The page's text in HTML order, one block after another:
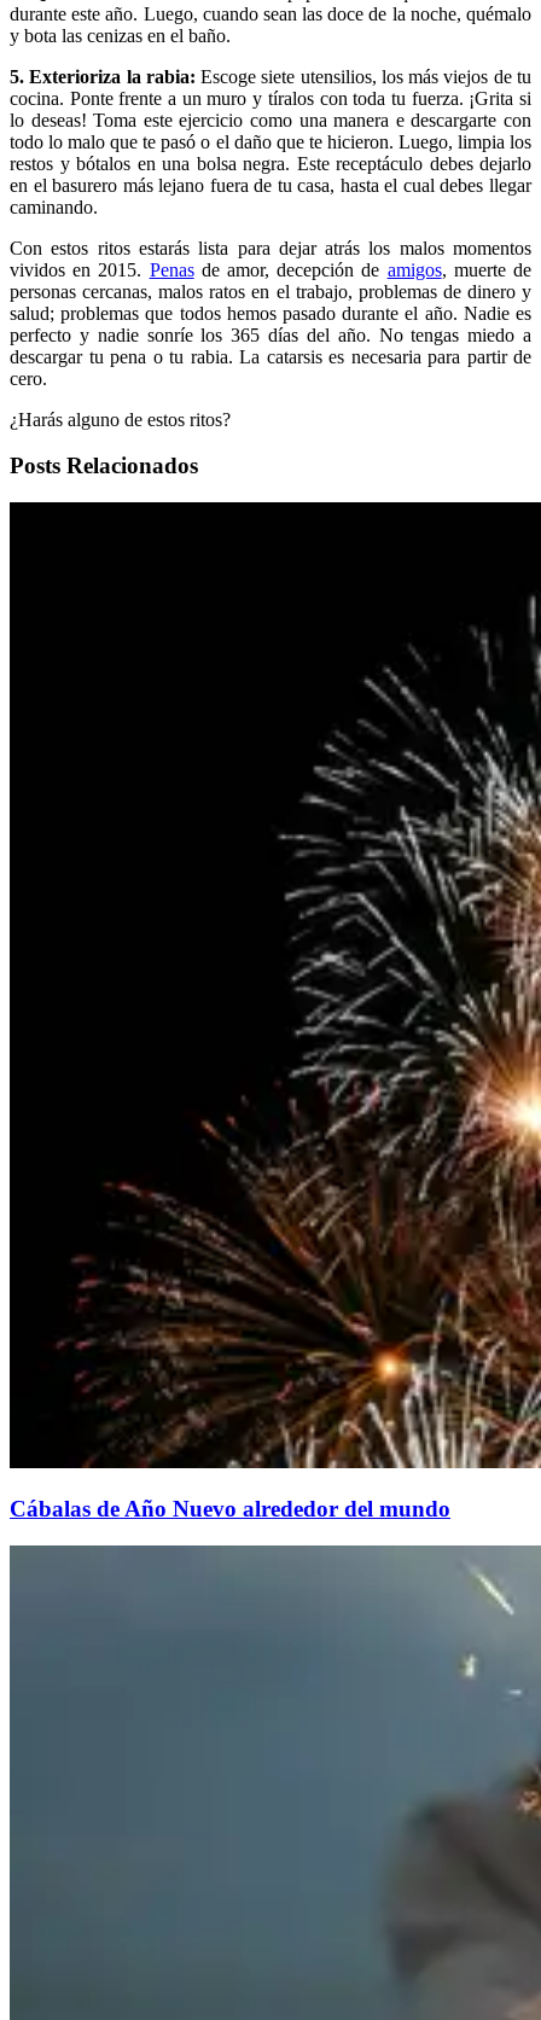
durante este año. Luego, cuando sean las doce de la noche, quémalo
y bota las cenizas en el baño.
5. Exterioriza la rabia: Escoge siete utensilios, los más viejos de tu
cocina. Ponte frente a un muro y tíralos con toda tu fuerza. ¡Grita si
lo deseas! Toma este ejercicio como una manera e descargarte con
todo lo malo que te pasó o el daño que te hicieron. Luego, limpia los
restos y bótalos en una bolsa negra. Este receptáculo debes dejarlo
en el basurero más lejano fuera de tu casa, hasta el cual debes llegar
caminando.
Con estos ritos estarás lista para dejar atrás los malos momentos
vividos en 2015. Penasde amor, decepción de amigos, muerte de
personas cercanas, malos ratos en el trabajo, problemas de dinero y
salud; problemas que todos hemos pasado durante el año. Nadie es
perfecto y nadie sonríe los 365 días del año. No tengas miedo a
descargar tu pena o tu rabia. La catarsis es necesaria para partir de
cero.
¿Harás alguno de estos ritos?
Posts Relacionados
Cábalas de Año Nuevo alrededor del mundo